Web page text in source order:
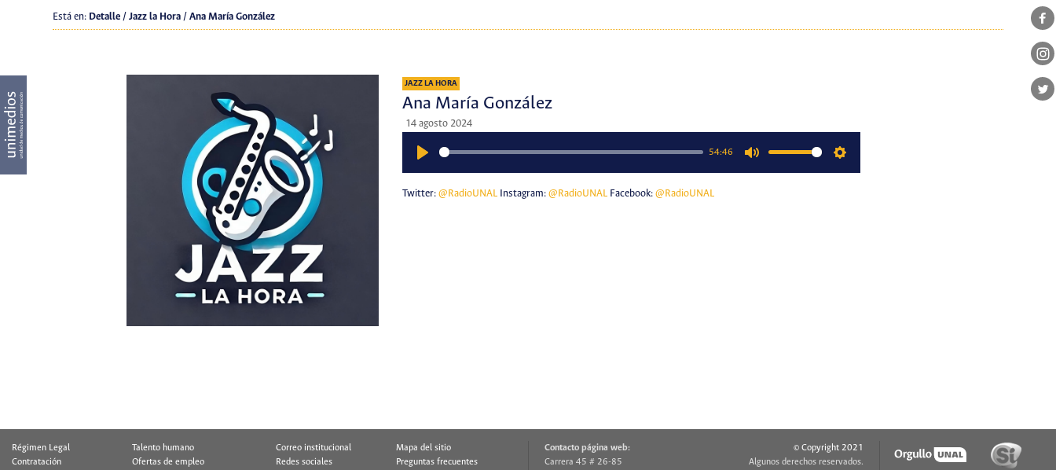
Está en: Detalle / Jazz la Hora / Ana María González
JAZZ LA HORA
Ana María González
14 agosto 2024
54:46
Twitter: @RadioUNALInstagram: @RadioUNALFacebook: @RadioUNAL
Régimen Legal
Talento humano
Contratación
Ofertas de empleo
Correo institucional
Mapa del sitio
Redes sociales
Preguntas frecuentes
Contacto página web:
Carrera 45 # 26-85
© Copyright 2021
Algunos derechos reservados.